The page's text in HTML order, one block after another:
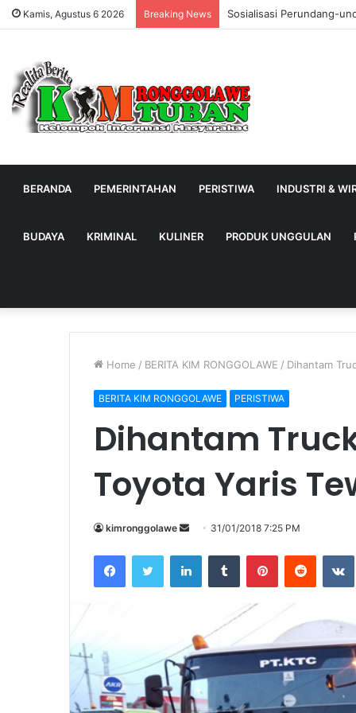
Kamis, Agustus 6 2026 Breaking News Sosialisasi Perundang-
BERANDA PEMERINTAHAN PERISTIWA INDUSTRI &
BUDAYA KRIMINAL KULINER PRODUK UNGGULAN
Home / BERITA KIM RONGGOLAWE / Dihantam
BERITA KIM RONGGOLAWE PERISTIWA
Dihantam
Toyota Yaris
kimronggolawe
n
d
e
m
a
i
31/01/2018 7:25 PM